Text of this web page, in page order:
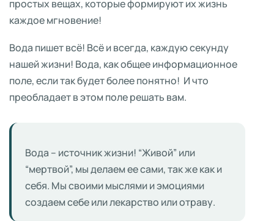
простых вещах, которые формируют их жизнь
каждое мгновение!
Вода пишет всё! Всё и всегда, каждую секунду
нашей жизни! Вода, как общее информационное
поле, если так будет более понятно! И что
преобладает в этом поле решать вам.
Вода – источник жизни! “Живой” или
“мертвой”, мы делаем ее сами, так же как и
себя. Мы своими мыслями и эмоциями
создаем себе или лекарство или отраву.